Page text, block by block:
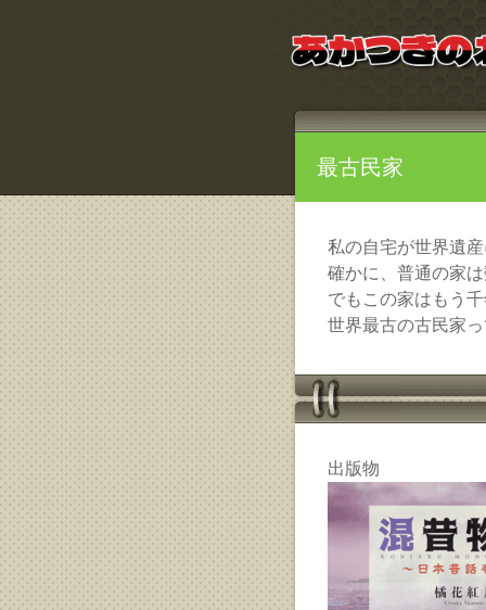
最古民家
私の自宅が世界遺
確かに、普通の家
でもこの家はもう
世界最古の古民家
出版物